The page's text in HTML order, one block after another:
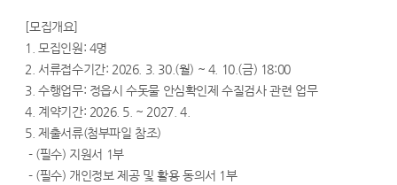
[모집개요]
1. 모집인원: 4명
2. 서류접수기간: 2026. 3. 30.(월) ~ 4. 10.(금) 18:00
3. 수행업무: 정읍시 수돗물 안심확인제 수질검사 관련 업무
4. 계약기간: 2026. 5. ~ 2027. 4.
5. 제출서류(첨부파일 참조)
- (필수) 지원서 1부
- (필수) 개인정보 제공 및 활용 동의서 1부